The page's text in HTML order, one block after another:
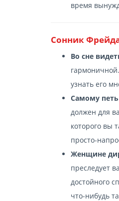
время
Сонник
Во сне
узнать его
Самому
должен для
которого вы
просто-
Женщине
преследует
достойного
что-нибудь